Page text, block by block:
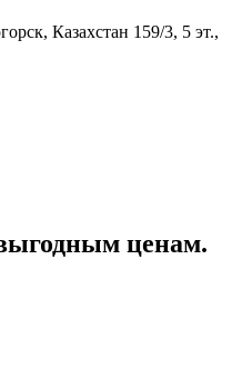
Казахстан 159/3, 5 эт.,
ценам.